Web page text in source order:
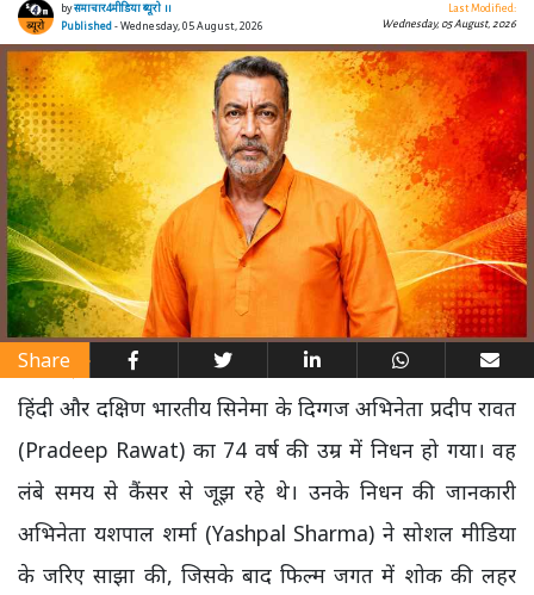
byसमाचार4मीडिया ब्यूरो ।।
Published- Wednesday, 05 August, 2026
Last Modified:
Wednesday, 05 August, 2026
Share
हिंदी और दक्षिण भारतीय सिनेमा के दिग्गज अभिनेता प्रदीप रावत
(Pradeep Rawat) का 74 वर्ष की उम्र में निधन हो गया। वह
लंबे समय से कैंसर से जूझ रहे थे। उनके निधन की जानकारी
अभिनेता यशपाल शर्मा (Yashpal Sharma) ने सोशल मीडिया
के जरिए साझा की, जिसके बाद फिल्म जगत में शोक की लहर